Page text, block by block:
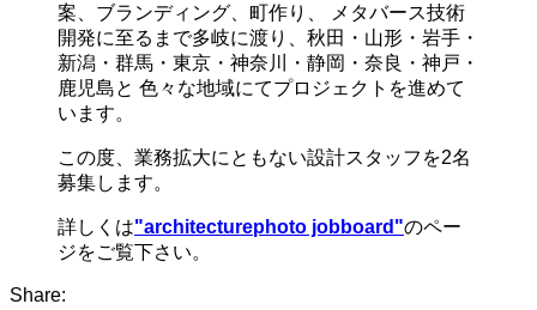
案、ブランディング、町作り、 メタバース技術
開発に至るまで多岐に渡り、秋田・山形・岩手・
新潟・群馬・東京・神奈川・静岡・奈良・神戸・
鹿児島と 色々な地域にてプロジェクトを進めて
います。
この度、業務拡大にともない設計スタッフを2名
募集します。
詳しくは"architecturephoto jobboard"のペー
ジをご覧下さい。
Share: